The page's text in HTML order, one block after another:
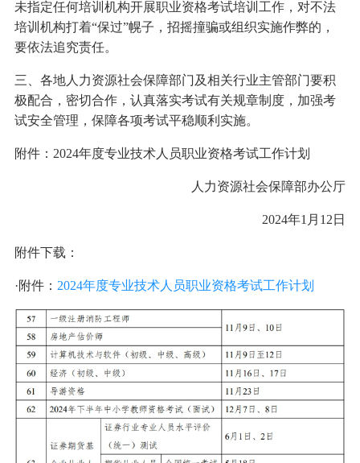
未指定任何培训机构开展职业资格考试培训工作，对不法
培训机构打着“保过”幌子，招摇撞骗或组织实施作弊的，
要依法追究责任。
三、各地人力资源社会保障部门及相关行业主管部门要积
极配合，密切合作，认真落实考试有关规章制度，加强考
试安全管理，保障各项考试平稳顺利实施。
附件：2024年度专业技术人员职业资格考试工作计划
人力资源社会保障部办公厅
2024年1月12日
附件下载：
·附件： 2024年度专业技术人员职业资格考试工作计划